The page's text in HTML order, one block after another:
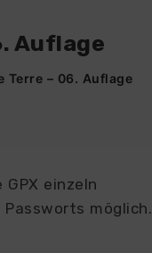
Auflage
Terre – 06. Auflage
einzeln
möglich.